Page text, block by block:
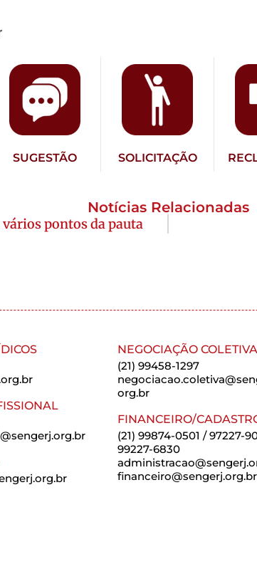
SUGESTÃO SOLICITAÇÃO
Notícias Relacionadas
pontos da pauta
NEGOCIAÇÃO COLETIVA
(21) 99458-1297
org.br
FINANCEIRO/
(21) 99874-0501 / 97227-
99227-6830
financeiro@sengerj.org.br